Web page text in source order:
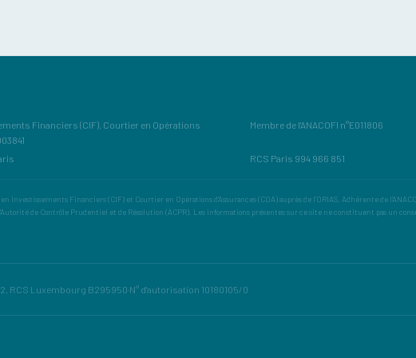
Financiers (CIF), Courtier en Opérations
Membre de l'ANACOFI n°E011806
RCS Paris 994 966 851
Investissements Financiers (CIF) et Courtier en Opérations d'Assurances (COA) auprès de l'ORIAS. Adhérente de
de Contrôle Prudentiel et de Résolution (ACPR). Les informations présentes sur ce site ne constituent pas un
RCS Luxembourg B295950·N° d'autorisation 10180105/0